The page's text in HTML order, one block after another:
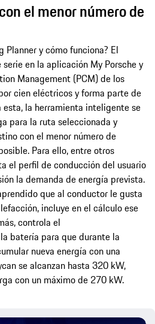
el menor número de
Planner y cómo funciona? El
en la aplicación My Porsche y
Management (PCM) de los
cien eléctricos y forma parte de
esta, la herramienta inteligente se
para la ruta seleccionada y
con el menor número de
Para ello, entre otros
el perfil de conducción del usuario
la demanda de energía prevista.
que al conductor le gusta
incluye en el cálculo ese
controla el
batería para que durante la
nueva energía con una
se alcanzan hasta 320 kW,
con un máximo de 270 kW.